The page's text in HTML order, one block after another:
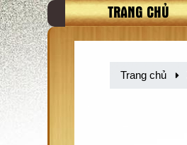
TRANG CHỦ
Trang chủ